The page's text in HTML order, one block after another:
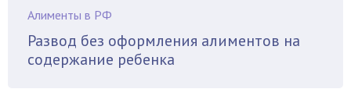
Алименты в РФ
Развод без оформления алиментов на
содержание ребенка